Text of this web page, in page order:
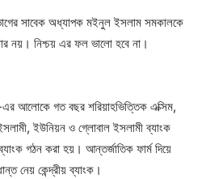
সাবেক অধ্যাপক মইনুল ইসলাম সমকালকে
নয়। নিশ্চয় এর ফল ভালো হবে না।
আলোকে গত বছর শরিয়াহভিত্তিক এক্সিম,
ইউনিয়ন ও গ্লোবাল ইসলামী ব্যাংক
গঠন করা হয়। আন্তর্জাতিক ফার্ম দিয়ে
নেয় কেন্দ্রীয় ব্যাংক।